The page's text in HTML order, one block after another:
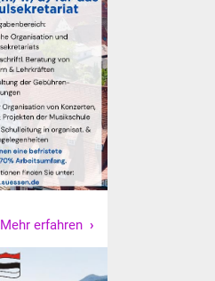
Hitzewarnung / UV-
Index
ÖPNV
Bürgerbus (MOBS)
Abfall und Entsorgung
Veranstaltungen
Mehr erfahren